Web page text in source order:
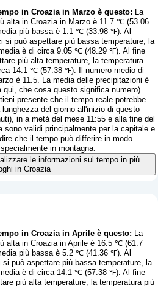
in Croazia in Marzo è questo: La
alta in Croazia in Marzo è 11.7 ℃ (53.06
più bassa è 1.1 ℃ (33.98 ℉). Al
si può aspettare più bassa temperature, la
è di circa 9.05 ℃ (48.29 ℉). Al fine
più alta temperature, la temperatura
14.1 ℃ (57.38 ℉). Il numero medio di
è 11.5. La media delle precipitazioni è
qui, che cosa questo significa numero).
presente che il tempo reale potrebbe
del giorno all'inizio di questo
in a metà del mese 11:55 e alla fine del
sono validi principalmente per la capitale e
che il tempo può differire in modo
in montagna.
le informazioni sul tempo in più
in Croazia
in Croazia in Aprile è questo: La
alta in Croazia in Aprile è 16.5 ℃ (61.7
più bassa è 5.2 ℃ (41.36 ℉). Al
si può aspettare più bassa temperature, la
è di circa 14.1 ℃ (57.38 ℉). Al fine
più alta temperature, la temperatura più